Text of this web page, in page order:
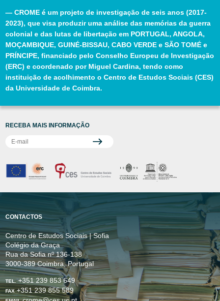
— CROME é um projeto de investigação de seis anos (2017-
2023), que visa produzir uma análise das memórias da guerra
colonial e das lutas de libertação em PORTUGAL, ANGOLA,
MOÇAMBIQUE, GUINÉ-BISSAU, CABO VERDE e SÃO TOMÉ e
PRÍNCIPE, financiado pelo Conselho Europeu de Investigação
(ERC) e coordenado por Miguel Cardina, tendo como
instituição de acolhimento o Centro de Estudos Sociais (CES)
da Universidade de Coimbra.
RECEBA MAIS INFORMAÇÃO
CONTACTOS
Centro de Estudos Sociais | Sofia
Colégio da Graça
Rua da Sofia nº 136-138
3000-389 Coimbra, Portugal
TEL.+351 239 853 649
FAX+351 239 855 589